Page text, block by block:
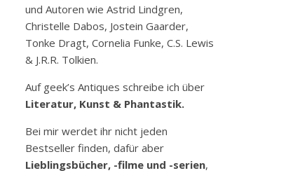
und Autoren wie Astrid Lindgren,
Christelle Dabos, Jostein Gaarder,
Tonke Dragt, Cornelia Funke, C.S. Lewis
& J.R.R. Tolkien.
Auf geek’s Antiques schreibe ich über
Literatur, Kunst & Phantastik.
Bei mir werdet ihr nicht jeden
Bestseller finden, dafür aber
Lieblingsbücher, -filme und -serien,